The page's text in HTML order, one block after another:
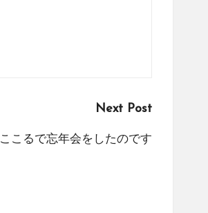
Next Post
ここるで忘年会をしたのです